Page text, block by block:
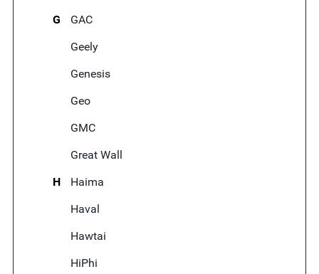
G
GAC
Geely
Genesis
Geo
GMC
Great Wall
H
Haima
Haval
Hawtai
HiPhi